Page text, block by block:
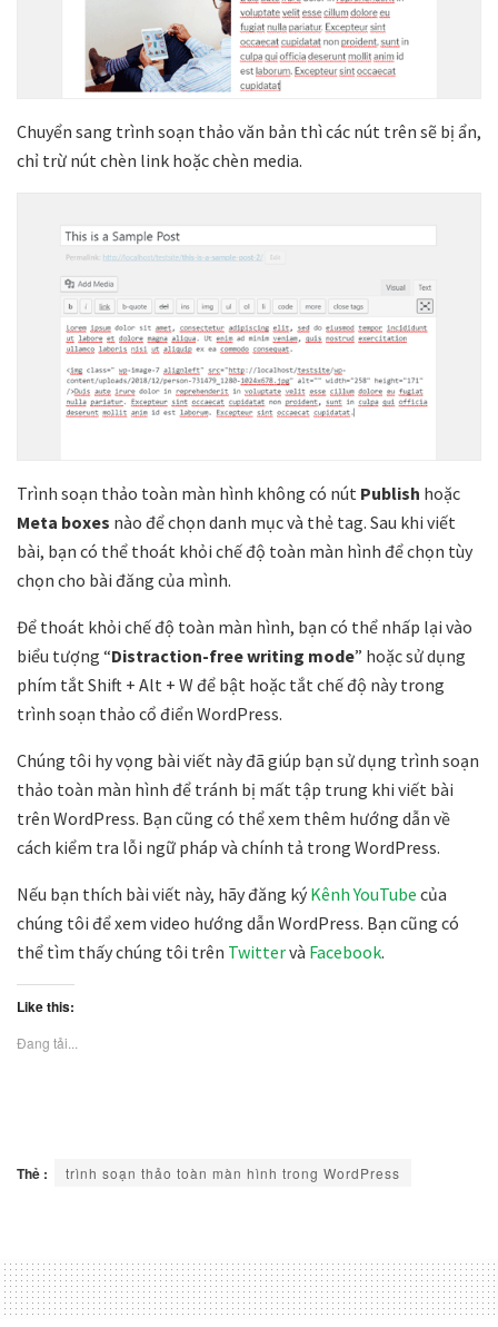
Chuyển sang trình soạn thảo văn bản thì các nút trên sẽ bị ẩn,
chỉ trừ nút chèn link hoặc chèn media.
Trình soạn thảo toàn màn hình không có nút Publish hoặc
Meta boxes nào để chọn danh mục và thẻ tag. Sau khi viết
bài, bạn có thể thoát khỏi chế độ toàn màn hình để chọn tùy
chọn cho bài đăng của mình.
Để thoát khỏi chế độ toàn màn hình, bạn có thể nhấp lại vào
biểu tượng “Distraction-free writing mode” hoặc sử dụng
phím tắt Shift + Alt + W để bật hoặc tắt chế độ này trong
trình soạn thảo cổ điển WordPress.
Chúng tôi hy vọng bài viết này đã giúp bạn sử dụng trình soạn
thảo toàn màn hình để tránh bị mất tập trung khi viết bài
trên WordPress. Bạn cũng có thể xem thêm hướng dẫn về
cách kiểm tra lỗi ngữ pháp và chính tả trong WordPress.
Nếu bạn thích bài viết này, hãy đăng ký Kênh YouTube của
chúng tôi để xem video hướng dẫn WordPress. Bạn cũng có
thể tìm thấy chúng tôi trên Twittervà Facebook.
Like this:
Đang tải...
Thẻ : trình soạn thảo toàn màn hình trong WordPress